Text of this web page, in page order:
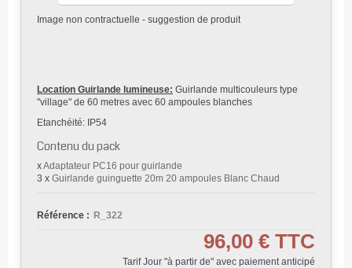
Image non contractuelle - suggestion de produit
Location Guirlande lumineuse: Guirlande multicouleurs type
"village" de 60 metres avec 60 ampoules blanches
Etanchéité: IP54
Contenu du pack
xAdaptateur PC16 pour guirlande
3 x Guirlande guinguette 20m 20 ampoules Blanc Chaud
Référence : R_322
96,00 € TTC
Tarif Jour "à partir de" avec paiement anticipé